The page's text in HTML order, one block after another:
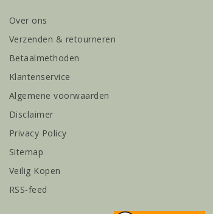
Over ons
Verzenden & retourneren
Betaalmethoden
Klantenservice
Algemene voorwaarden
Disclaimer
Privacy Policy
Sitemap
Veilig Kopen
RSS-feed